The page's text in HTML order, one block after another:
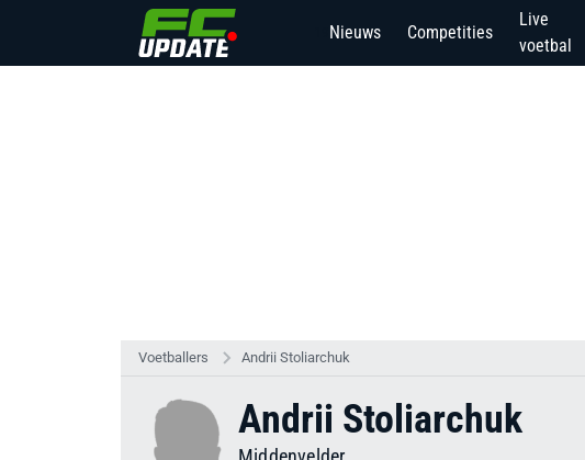
Nieuws Competities
Live
voetbal
Voetballers Andrii Stoliarchuk
Andrii Stoliarchuk